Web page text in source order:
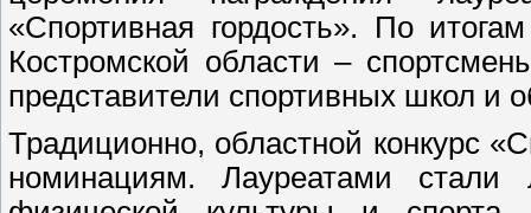
«Спортивная гордость». По
Костромской области –
представители спортивных школ и
Традиционно, областной конкурс
номинациям. Лауреатами стали